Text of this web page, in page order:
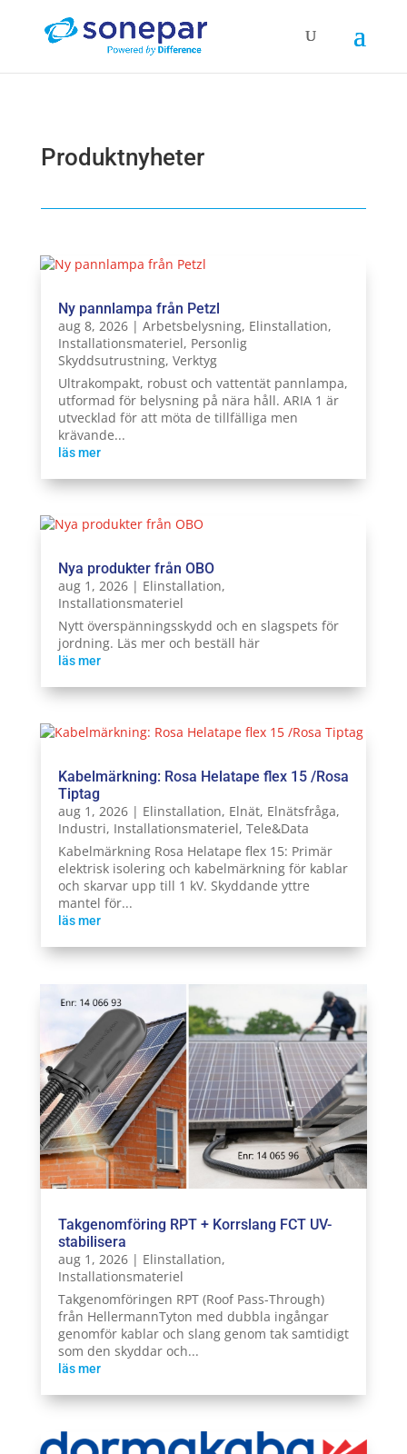
Produktnyheter
Ny pannlampa från Petzl
aug 8, 2026| Arbetsbelysning, Elinstallation,
Installationsmateriel, Personlig
Skyddsutrustning, Verktyg
Ultrakompakt, robust och vattentät pannlampa,
utformad för belysning på nära håll. ARIA 1 är
utvecklad för att möta de tillfälliga men
krävande...
läs mer
Nya produkter från OBO
aug 1, 2026| Elinstallation,
Installationsmateriel
Nytt överspänningsskydd och en slagspets för
jordning. Läs mer och beställ här
läs mer
Kabelmärkning: Rosa Helatape flex 15 /Rosa
Tiptag
aug 1, 2026| Elinstallation, Elnät, Elnätsfråga,
Industri, Installationsmateriel, Tele&Data
Kabelmärkning Rosa Helatape flex 15: Primär
elektrisk isolering och kabelmärkning för kablar
och skarvar upp till 1 kV. Skyddande yttre
mantel för...
läs mer
Takgenomföring RPT + Korrslang FCT UV-
stabilisera
aug 1, 2026| Elinstallation,
Installationsmateriel
Takgenomföringen RPT (Roof Pass-Through)
från HellermannTyton med dubbla ingångar
genomför kablar och slang genom tak samtidigt
som den skyddar och...
läs mer